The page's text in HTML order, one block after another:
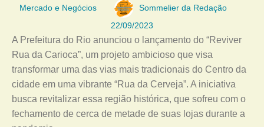
Mercado e Negócios
Sommelier da Redação
22/09/2023
A Prefeitura do Rio anunciou o lançamento do “Reviver
Rua da Carioca”, um projeto ambicioso que visa
transformar uma das vias mais tradicionais do Centro da
cidade em uma vibrante “Rua da Cerveja”. A iniciativa
busca revitalizar essa região histórica, que sofreu com o
fechamento de cerca de metade de suas lojas durante a